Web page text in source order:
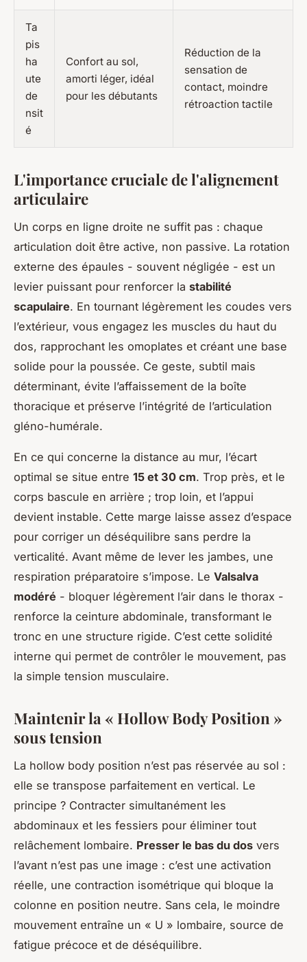
Ta
pis
ha
ute
de
nsit
é
Confort au sol,
amorti léger, idéal
pour les débutants
Réduction de la
sensation de
contact, moindre
rétroaction tactile
L'importance cruciale de l'alignement
articulaire
Un corps en ligne droite ne suffit pas : chaque
articulation doit être active, non passive. La rotation
externe des épaules - souvent négligée - est un
levier puissant pour renforcer la stabilité
scapulaire. En tournant légèrement les coudes vers
l’extérieur, vous engagez les muscles du haut du
dos, rapprochant les omoplates et créant une base
solide pour la poussée. Ce geste, subtil mais
déterminant, évite l’affaissement de la boîte
thoracique et préserve l’intégrité de l’articulation
gléno-humérale.
En ce qui concerne la distance au mur, l’écart
optimal se situe entre 15 et 30 cm. Trop près, et le
corps bascule en arrière ; trop loin, et l’appui
devient instable. Cette marge laisse assez d’espace
pour corriger un déséquilibre sans perdre la
verticalité. Avant même de lever les jambes, une
respiration préparatoire s’impose. Le Valsalva
modéré - bloquer légèrement l’air dans le thorax -
renforce la ceinture abdominale, transformant le
tronc en une structure rigide. C’est cette solidité
interne qui permet de contrôler le mouvement, pas
la simple tension musculaire.
Maintenir la « Hollow Body Position »
sous tension
La hollow body position n’est pas réservée au sol :
elle se transpose parfaitement en vertical. Le
principe ? Contracter simultanément les
abdominaux et les fessiers pour éliminer tout
relâchement lombaire. Presser le bas du dos vers
l’avant n’est pas une image : c’est une activation
réelle, une contraction isométrique qui bloque la
colonne en position neutre. Sans cela, le moindre
mouvement entraîne un « U » lombaire, source de
fatigue précoce et de déséquilibre.